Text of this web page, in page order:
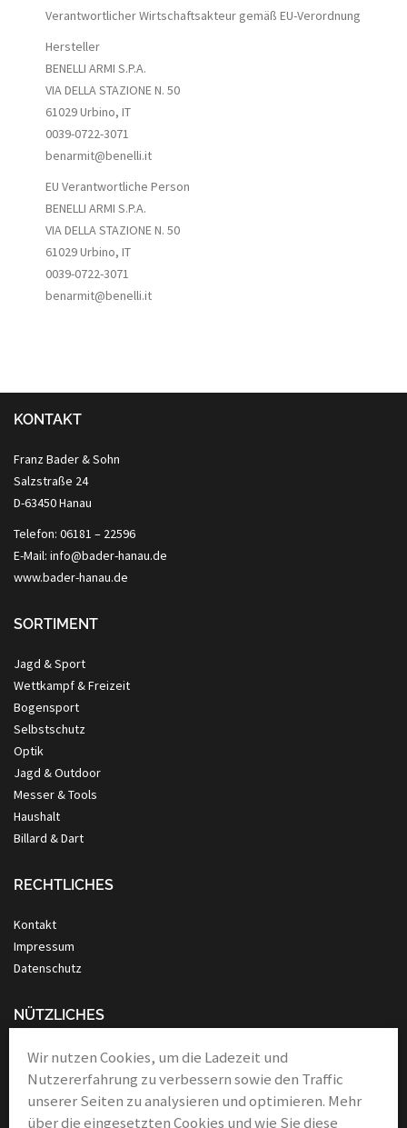
Verantwortlicher Wirtschaftsakteur gemäß EU-Verordnung
Hersteller
BENELLI ARMI S.P.A.
VIA DELLA STAZIONE N. 50
61029 Urbino, IT
0039-0722-3071
benarmit@benelli.it
EU Verantwortliche Person
BENELLI ARMI S.P.A.
VIA DELLA STAZIONE N. 50
61029 Urbino, IT
0039-0722-3071
benarmit@benelli.it
KONTAKT
Franz Bader & Sohn
Salzstraße 24
D-63450 Hanau
Telefon: 06181 – 22596
E-Mail: info@bader-hanau.de
www.bader-hanau.de
SORTIMENT
Jagd & Sport
Wettkampf & Freizeit
Bogensport
Selbstschutz
Optik
Jagd & Outdoor
Messer & Tools
Haushalt
Billard & Dart
RECHTLICHES
Kontakt
Impressum
Datenschutz
NÜTZLICHES
Anleitung Nassrasur
Verbände
Links & Partner
Wir nutzen Cookies, um die Ladezeit und
Nutzererfahrung zu verbessern sowie den Traffic
unserer Seiten zu analysieren und optimieren. Mehr
über die eingesetzten Cookies und wie Sie diese